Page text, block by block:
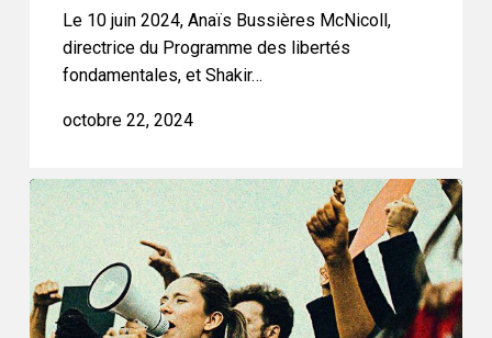
nationale,
anciens
combattants
Le 10 juin 2024, Anaïs Bussières McNicoll,
directrice du Programme des libertés
fondamentales, et Shakir…
octobre 22, 2024
L’ACLC
demande
aux
universités
de